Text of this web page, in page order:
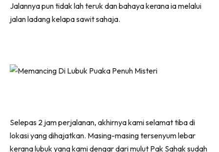
Jalannya pun tidak lah teruk dan bahaya kerana ia melalui
jalan ladang kelapa sawit sahaja.
Selepas 2 jam perjalanan, akhirnya kami selamat tiba di
lokasi yang dihajatkan. Masing-masing tersenyum lebar
kerana lubuk yang kami dengar dari mulut Pak Sahak sudah